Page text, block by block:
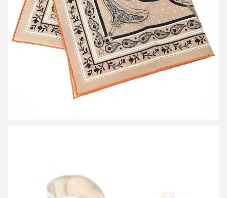
買取金額20,400円
詳しく見る